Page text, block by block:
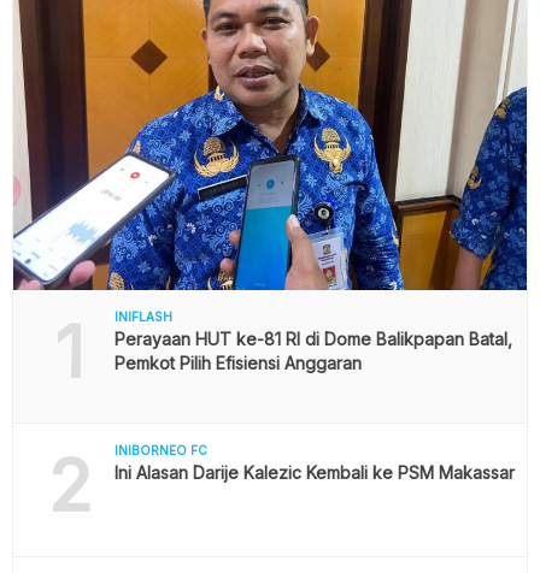
1 INIFLASH
Perayaan HUT ke-81 RI di Dome Balikpapan Batal,
Pemkot Pilih Efisiensi Anggaran
2 INIBORNEO FC
Ini Alasan Darije Kalezic Kembali ke PSM Makassar